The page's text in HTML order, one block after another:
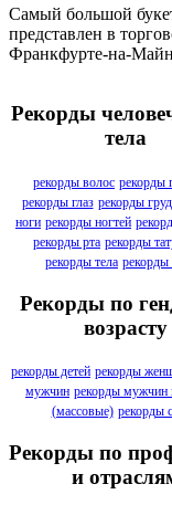
Самый большой
представлен в
Франкфурте-на-
Рекорды
тела
рекорды волос рекорды
рекорды глаз рекорды
ноги рекорды ногтей
рекорды рта рекорды
рекорды тела рекорды
Рекорды по
возрасту
рекорды детей рекорды
мужчин рекорды
(массовые) рекорды
Рекорды по
и